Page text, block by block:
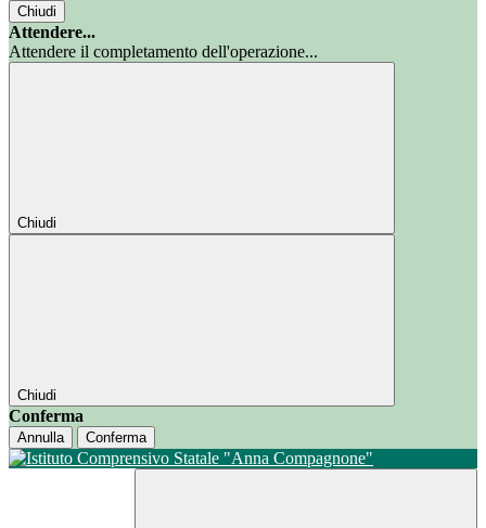
Chiudi
Attendere...
Attendere il completamento dell'operazione...
Chiudi
Chiudi
Conferma
Annulla Conferma